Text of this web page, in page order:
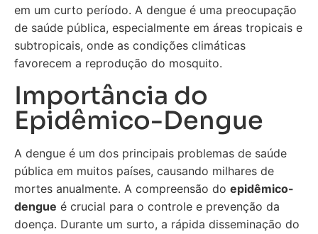
em um curto período. A dengue é uma preocupação
de saúde pública, especialmente em áreas tropicais e
subtropicais, onde as condições climáticas
favorecem a reprodução do mosquito.
Importância do
Epidêmico-Dengue
A dengue é um dos principais problemas de saúde
pública em muitos países, causando milhares de
mortes anualmente. A compreensão do epidêmico-
dengue é crucial para o controle e prevenção da
doença. Durante um surto, a rápida disseminação do